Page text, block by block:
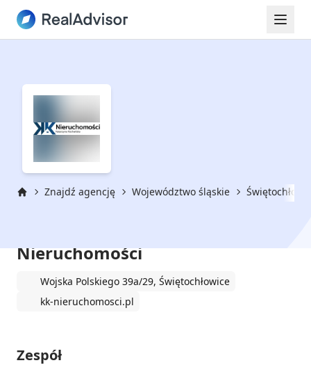
Znajdź agencję Województwo śląskie
Nieruchomości
Wojska Polskiego 39a/29, Świętochłowice
kk-nieruchomosci.pl
Zespół